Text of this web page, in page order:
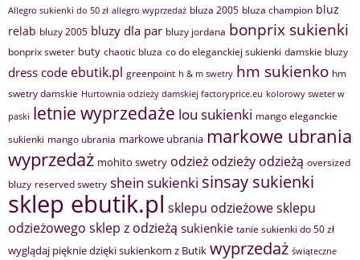
Allegro sukienki do 50 zł allegro wyprzedaż bluza 2005 bluza champion bluz
relab bluzy 2005 bluzy dla par bluzy jordana bonprix sukienki
bonprix sweter buty chaotic bluza co do eleganckiej sukienki damskie bluzy
dress code ebutik.pl greenpoint h & m swetry hm sukienko hm
swetry damskie Hurtownia odzieży damskiej factoryprice.eu kolorowy sweter w
paski letnie wyprzedaże lou sukienki mango eleganckie
sukienki mango ubrania markowe ubrania markowe ubrania
wyprzedaż mohito swetry odzież odzieży odzieżą oversized
bluzy reserved swetry shein sukienki sinsay sukienki
sklep ebutik.pl sklepu odzieżowesklepu
odzieżowego sklep z odzieżą sukienkie tanie sukienki do 50 zł
wyglądaj pięknie dzięki sukienkom z Butik wyprzedaż świąteczne